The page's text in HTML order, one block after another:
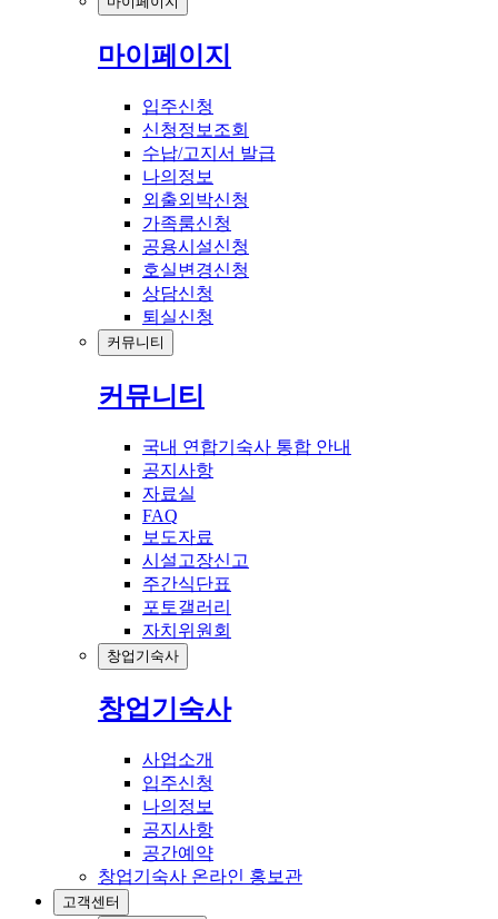
마이페이지
입주신청
신청정보조회
수납/고지서 발급
나의정보
외출외박신청
가족룸신청
공용시설신청
호실변경신청
상담신청
퇴실신청
커뮤니티
커뮤니티
국내 연합기숙사 통합 안내
공지사항
자료실
FAQ
보도자료
시설고장신고
주간식단표
포토갤러리
자치위원회
창업기숙사
창업기숙사
사업소개
입주신청
나의정보
공지사항
공간예약
창업기숙사 온라인 홍보관
고객센터